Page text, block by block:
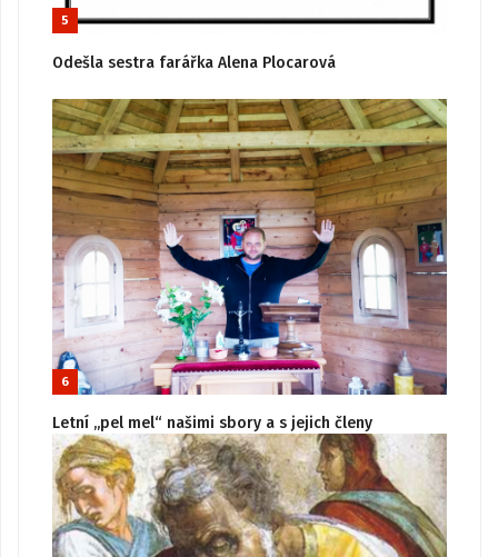
5
Odešla sestra farářka Alena Plocarová
6
Letní „pel mel“ našimi sbory a s jejich členy